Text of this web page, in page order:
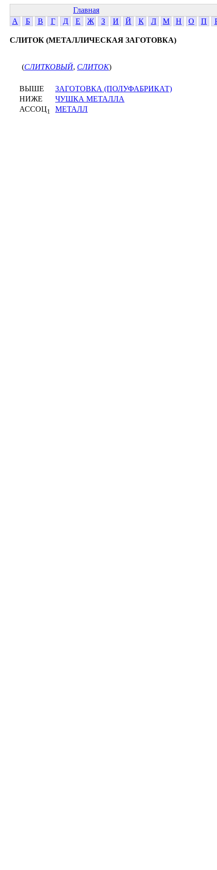
Главная
А
Б В Г Д Е Ж З И Й К Л М Н О П
СЛИТОК (МЕТАЛЛИЧЕСКАЯ ЗАГОТОВКА)
(СЛИТКОВЫЙ, СЛИТОК)
ВЫШЕ
ЗАГОТОВКА (ПОЛУФАБРИКАТ)
НИЖЕ
ЧУШКА МЕТАЛЛА
АССОЦ1 МЕТАЛЛ